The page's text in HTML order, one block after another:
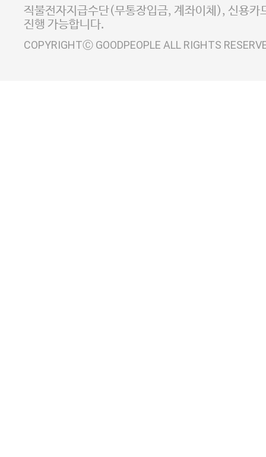
직불전자지급수단(무통장입금, 계좌이체), 신용카
진행 가능합니다.
COPYRIGHTⒸ GOODPEOPLE ALL RIGHTS